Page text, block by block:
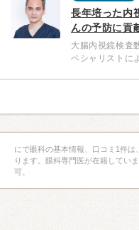
長年培った内
んの予防に貢
大腸内視鏡検査
ペシャリストに
にで眼科の基本情報、口コミ1件
ります。眼科専門医が在籍してい
可。